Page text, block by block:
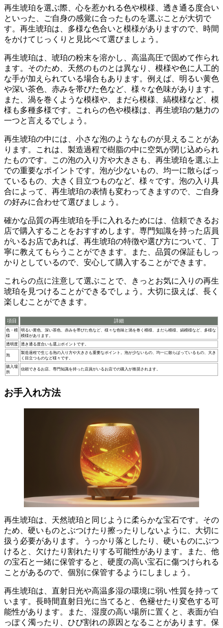
再生琥珀を選ぶ際、心を惹かれる色や模様、透き通る度合い
といった、ご自身の感覚に合ったものを選ぶことが大切で
す。 再生琥珀は、多様な色合いと模様がありますので、時間
をかけてじっくりと見比べて選びましょう。
再生琥珀は、琥珀の粉末を溶かし、高温高圧で固めて作られ
ます。そのため、天然のものとは異なり、模様や色に人工的
な手が加えられている場合もあります。例えば、 明るい黄色
や深い茶色、赤みを帯びた色など、様々な色味があります。
また、 渦を巻くような模様や、まだら模様、縞模様など、模
様も多種多様です。
これらの色や模様は、再生琥珀の魅力の
一つと言えるでしょう。
再生琥珀の中には、小さな泡のようなものが見えることがあ
ります。これは、製造過程で樹脂の中に空気が閉じ込められ
たものです。この泡の入り方や大きさも、再生琥珀を選ぶ上
での重要なポイントです。 泡が少ないもの、均一に散らばっ
ているもの、大きく目立つものなど、様々です。泡の入り具
合によって、再生琥珀の表情も変わってきますので、ご自身
の好みに合わせて選びましょう。
確かな品質の再生琥珀を手に入れるためには、信頼できるお
店で購入することをおすすめします。 専門知識を持った店員
がいるお店であれば、再生琥珀の特徴や選び方について、丁
寧に教えてもらうことができます。また、品質の保証もしっ
かりとしているので、安心して購入することができます。
これらの点に注意して選ぶことで、きっとお気に入りの再生
琥珀を見つけることができるでしょう。大切に扱えば、長く
楽しむことができます。
項目 詳細
色・模
様
明るい黄色、深い茶色、赤みを帯びた色など、様々な色味と渦を巻く模様、まだら模様、縞模様など、多様な
模様があります。
透明度
透き通る度合いも選ぶポイントです。
泡
製造過程で生じる泡の入り方や大きさも重要なポイント。泡が少ないもの、均一に散らばっているもの、大き
く目立つものなど様々です。
購入場
所
信頼できるお店、専門知識を持った店員がいるお店での購入が推奨されます。
お手入れ方法
再生琥珀は、天然琥珀と同じように柔らかな宝石です。 その
ため、硬いものとぶつけたり擦ったりしないように、大切に
扱う必要があります。うっかり落としたり、硬いものにぶつ
けると、欠けたり割れたりする可能性があります。また、他
の宝石と一緒に保管すると、硬度の高い宝石に傷つけられる
ことがあるので、個別に保管するようにしましょう。
再生琥珀は、直射日光や高温多湿の環境に弱い性質を持って
います。 長時間直射日光に当てると、色褪せたり変色する可
能性があります。また、湿度の高い場所に置くと、表面が白
っぽく濁ったり、ひび割れの原因となることがあります。保